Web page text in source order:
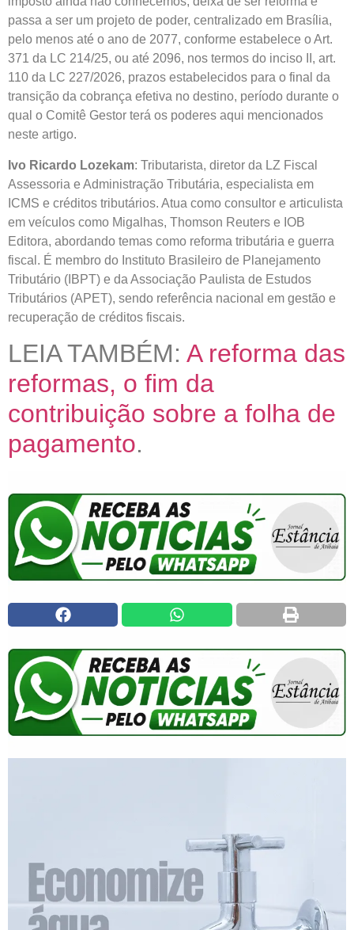
passa a ser um projeto de poder, centralizado em Brasília,
pelo menos até o ano de 2077, conforme estabelece o Art.
371 da LC 214/25, ou até 2096, nos termos do inciso II, art.
110 da LC 227/2026, prazos estabelecidos para o final da
transição da cobrança efetiva no destino, período durante o
qual o Comitê Gestor terá os poderes aqui mencionados
neste artigo.
Ivo Ricardo Lozekam: Tributarista, diretor da LZ Fiscal
Assessoria e Administração Tributária, especialista em
ICMS e créditos tributários. Atua como consultor e articulista
em veículos como Migalhas, Thomson Reuters e IOB
Editora, abordando temas como reforma tributária e guerra
fiscal. É membro do Instituto Brasileiro de Planejamento
Tributário (IBPT) e da Associação Paulista de Estudos
Tributários (APET), sendo referência nacional em gestão e
recuperação de créditos fiscais.
LEIA TAMBÉM: A reforma das
reformas, o fim da
contribuição sobre a folha de
pagamento.